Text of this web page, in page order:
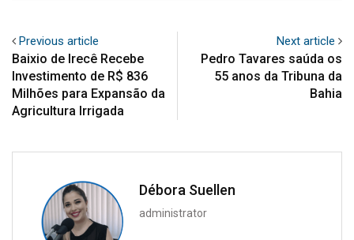
Previous article
Baixio de Irecê Recebe
Investimento de R$ 836
Milhões para Expansão da
Agricultura Irrigada
Next article
Pedro Tavares saúda os
55 anos da Tribuna da
Bahia
Débora Suellen
administrator